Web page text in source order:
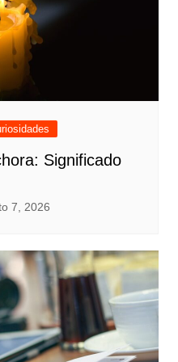
Significado
7, 2026